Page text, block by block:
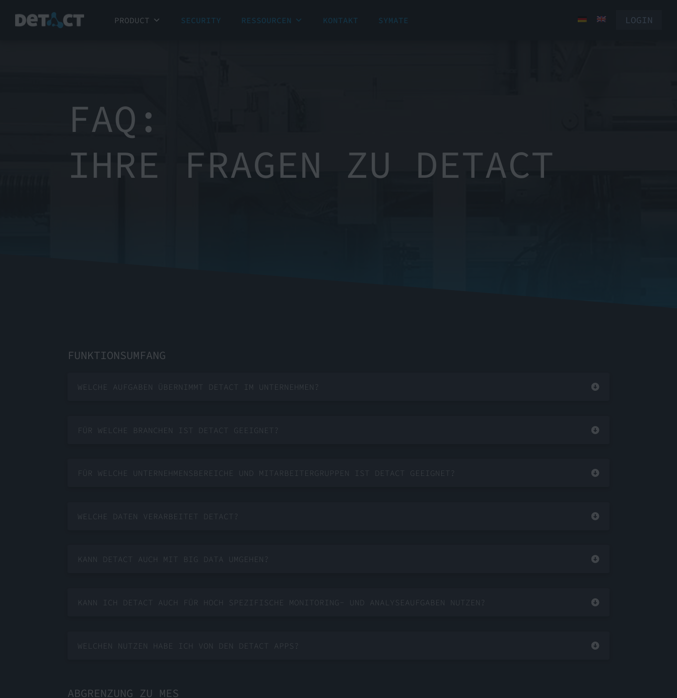
PRODUCT SECURITY RESSOURCEN KONTAKT SYMATE LOGIN
FAQ:
IHRE FRAGEN ZU DETACT
FUNKTIONSUMFANG
WELCHE AUFGABEN ÜBERNIMMT DETACT IM UNTERNEHMEN?
FÜR WELCHE BRANCHEN IST DETACT GEEIGNET?
FÜR WELCHE UNTERNEHMENSBEREICHE UND MITARBEITERGRUPPEN IST DETACT GEEIGNET?
WELCHE DATEN VERARBEITET DETACT?
KANN DETACT AUCH MIT BIG DATA UMGEHEN?
KANN ICH DETACT AUCH FÜR HOCH SPEZIFISCHE MONITORING- UND ANALYSEAUFGABEN NUTZEN?
WELCHEN NUTZEN HABE ICH VON DEN DETACT APPS?
ABGRENZUNG ZU MES